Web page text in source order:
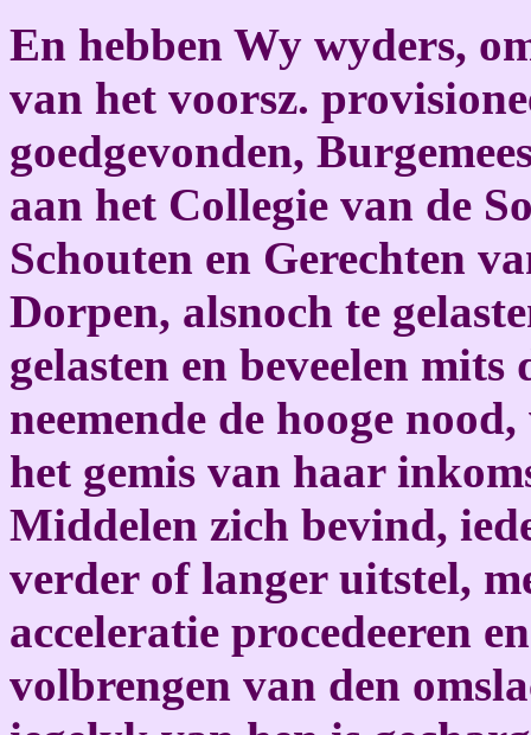
En hebben Wy wyders,
van het voorsz.
goedgevonden,
aan het Collegie van de
Schouten en Gerechten
Dorpen, alsnoch te
gelasten en beveelen mits
neemende de hooge
het gemis van haar
Middelen zich bevind,
verder of langer uitstel,
acceleratie procedeeren
volbrengen van den